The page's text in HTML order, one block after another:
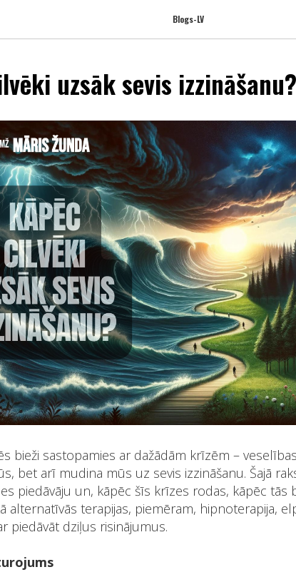
Blogs-LV
uzsāk sevis izzināšanu?
bieži sastopamies ar dažādām krīzēm –
bet arī mudina mūs uz sevis izzināšanu. Šajā
piedāvāju un, kāpēc šīs krīzes rodas, kāpēc tās
alternatīvās terapijas, piemēram, hipnoterapija,
piedāvāt dziļus risinājumus.